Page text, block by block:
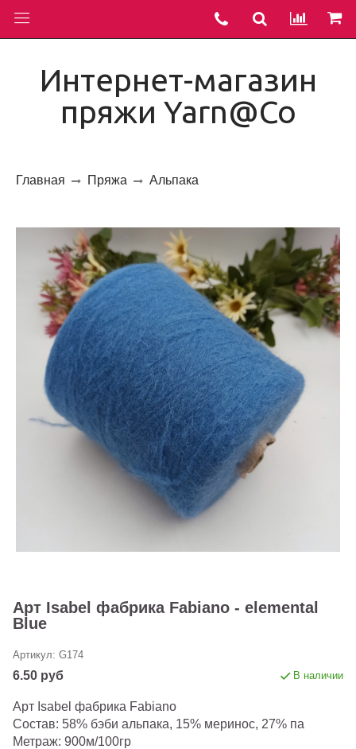
Интернет-магазин
пряжи Yarn@Co
Главная Пряжа Альпака
Арт Isabel фабрика Fabiano - elemental
Blue
Артикул: G174
6.50 руб В наличии
Арт Isabel фабрика Fabiano
Состав: 58% бэби альпака, 15% меринос, 27% па
Метраж: 900м/100гр